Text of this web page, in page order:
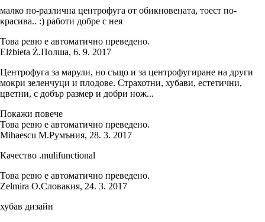
малко по-различна центрофуга от обикновената, тоест по-
красива.. :) работи добре с нея
Това ревю е автоматично преведено.
Elżbieta Ż.Полша, 6. 9. 2017
Центрофуга за марули, но също и за центрофугиране на други
мокри зеленчуци и плодове. Страхотни, хубави, естетични,
цветни, с добър размер и добри нож...
Покажи повече
Това ревю е автоматично преведено.
Mihaescu M.Румъния, 28. 3. 2017
Качество .mulifunctional
Това ревю е автоматично преведено.
Zelmira O.Словакия, 24. 3. 2017
хубав дизайн